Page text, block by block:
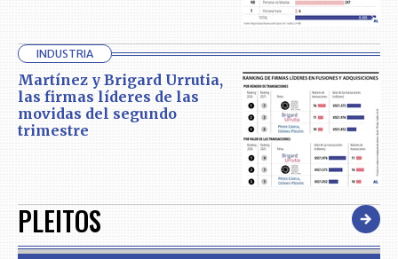
INDUSTRIA
Martínez y Brigard Urrutia,
las firmas líderes de las
movidas del segundo
trimestre
PLEITOS